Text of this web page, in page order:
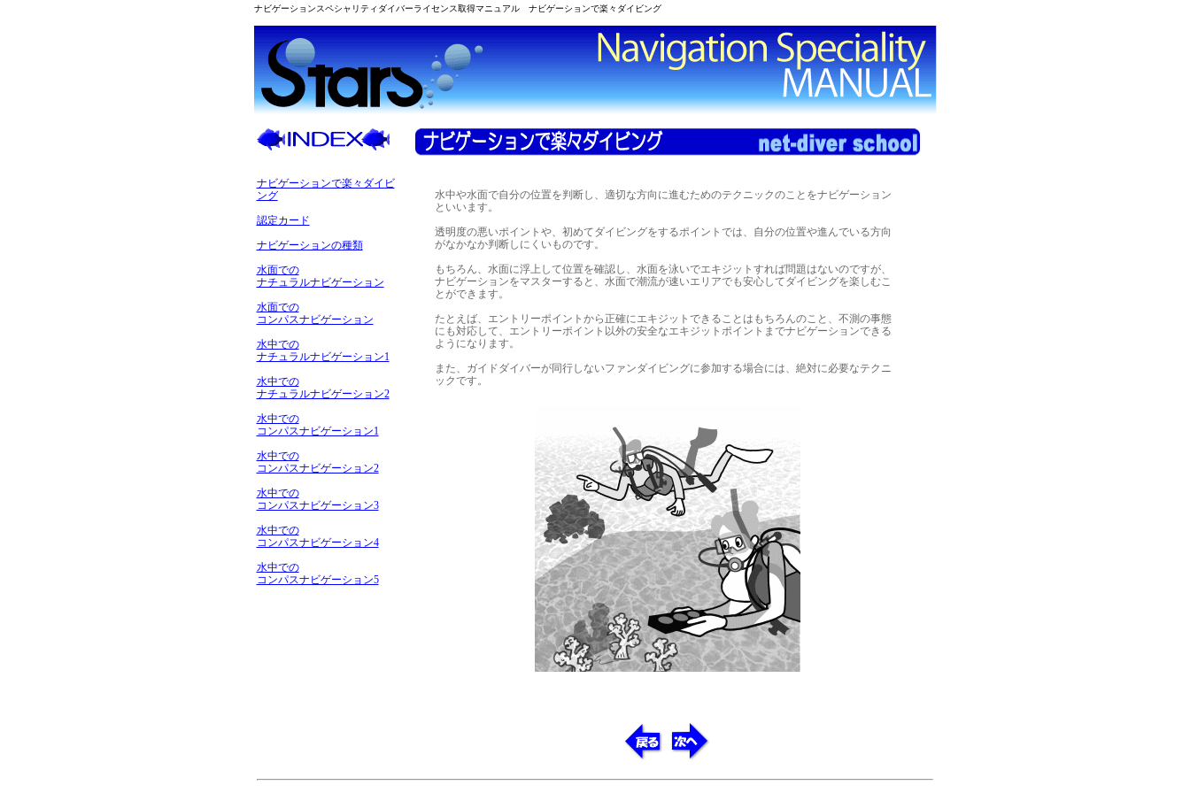
ナビゲーションスペシャリティダイバーライセンス取得マニュアル ナビゲーションで楽々ダイビング
ナビゲーションで楽々ダイビ
ング
認定カード
ナビゲーションの種類
水面での
ナチュラルナビゲーション
水面での
コンパスナビゲーション
水中での
ナチュラルナビゲーション1
水中での
ナチュラルナビゲーション2
水中での
コンパスナビゲーション1
水中での
コンパスナビゲーション2
水中での
コンパスナビゲーション3
水中での
コンパスナビゲーション4
水中での
コンパスナビゲーション5
水中や水面で自分の位置を判断し、適切な方向に進むためのテクニックのことをナビゲーション
といいます。
透明度の悪いポイントや、初めてダイビングをするポイントでは、自分の位置や進んでいる方向
がなかなか判断しにくいものです。
もちろん、水面に浮上して位置を確認し、水面を泳いでエキジットすれば問題はないのですが、
ナビゲーションをマスターすると、水面で潮流が速いエリアでも安心してダイビングを楽しむこ
とができます。
たとえば、エントリーポイントから正確にエキジットできることはもちろんのこと、不測の事態
にも対応して、エントリーポイント以外の安全なエキジットポイントまでナビゲーションできる
ようになります。
また、ガイドダイバーが同行しないファンダイビングに参加する場合には、絶対に必要なテクニ
ックです。